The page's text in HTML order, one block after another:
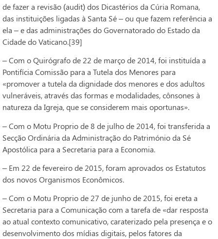
de fazer a revisão (audit) dos Dicastérios da Cúria Romana,
das instituições ligadas à Santa Sé – ou que fazem referência a
ela – e das administrações do Governatorado do Estado da
Cidade do Vaticano.[39]
– Com o Quirógrafo de 22 de março de 2014, foi instituída a
Pontifícia Comissão para a Tutela dos Menores para
«promover a tutela da dignidade dos menores e dos adultos
vulneráveis, através das formas e modalidades, cônsones à
natureza da Igreja, que se considerem mais oportunas».
– Com o Motu Proprio de 8 de julho de 2014, foi transferida a
Secção Ordinária da Administração do Património da Sé
Apostólica para a Secretaria para a Economia.
– Em 22 de fevereiro de 2015, foram aprovados os Estatutos
dos novos Organismos Econômicos.
– Com o Motu Proprio de 27 de junho de 2015, foi ereta a
Secretaria para a Comunicação com a tarefa de «dar resposta
ao atual contexto comunicativo, caraterizado pela presença e o
desenvolvimento dos mídias digitais, pelos fatores da